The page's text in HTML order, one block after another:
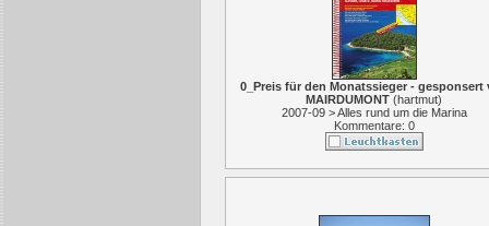
0_Preis für den Monatssieger - gesponsert
MAIRDUMONT (hartmut)
2007-09 > Alles rund um die Marina
Kommentare: 0